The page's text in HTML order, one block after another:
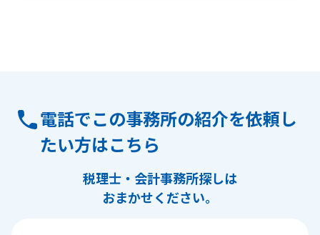
電話でこの事務所の紹介を依頼し
たい方はこちら
税理士・会計事務所探しは
おまかせください。